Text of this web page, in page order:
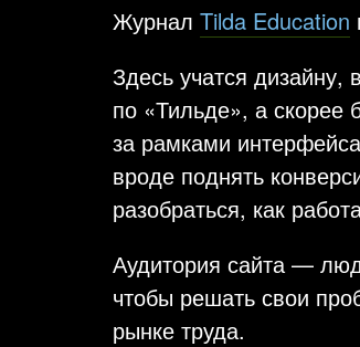
Журнал Tilda Education
Здесь учатся дизайну,
по «Тильде», а скорее
за рамками
вроде поднять
разобраться, как
Аудитория сайта —
чтобы решать свои
рынке труда.